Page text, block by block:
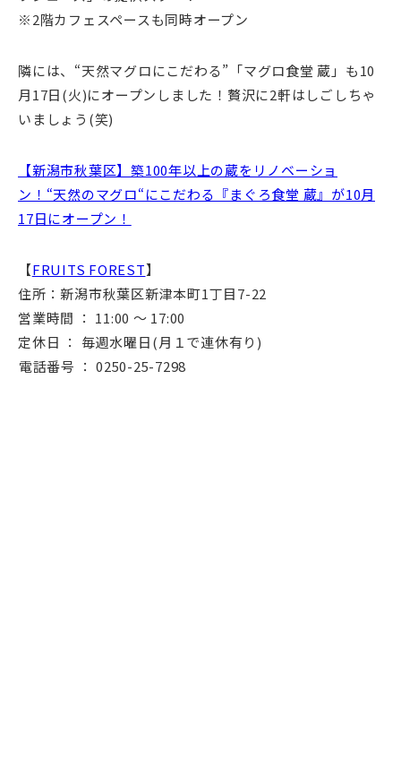
※2階カフェスペースも同時オープン
隣には、“天然マグロにこだわる”「マグロ食堂 蔵」も10
月17日(火)にオープンしました！贅沢に2軒はしごしちゃ
いましょう(笑)
【新潟市秋葉区】築100年以上の蔵をリノベーショ
ン！“天然のマグロ“にこだわる『まぐろ食堂 蔵』が10月
17日にオープン！
【FRUITS FOREST】
住所：新潟市秋葉区新津本町1丁目7-22
営業時間 ： 11:00 ～ 17:00
定休日 ： 毎週水曜日⁡(月１で連休有り)
⁡電話番号 ： 0250-25-7298